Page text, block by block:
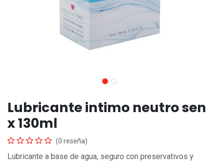
Lubricante intimo neutro sen
x 130ml
(0 reseña)
Lubricante a base de agua, seguro con preservativos y